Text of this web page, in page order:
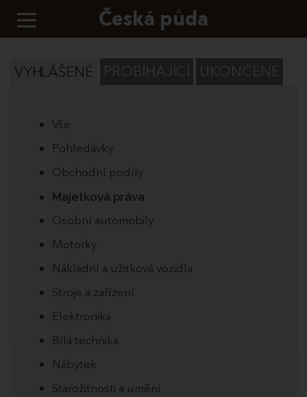
Česká půda
VYHLÁŠENÉ PROBÍHAJÍCÍ UKONČENÉ
Vše
Pohledávky
Obchodní podíly
Majetková práva
Osobní automobily
Motorky
Nákladní a užitková vozidla
Stroje a zařízení
Elektronika
Bílá technika
Nábytek
Starožitnosti a umění